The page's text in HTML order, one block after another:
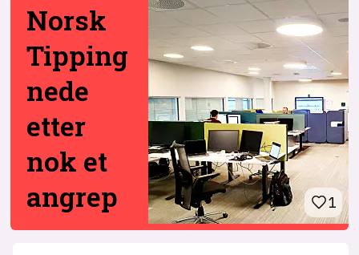
1
Norsk
Tipping
nede
etter
nok et
angrep